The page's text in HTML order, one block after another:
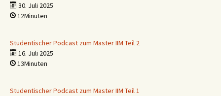
30. Juli 2025
12Minuten
Studentischer Podcast zum Master IIM Teil 2
16. Juli 2025
13Minuten
Studentischer Podcast zum Master IIM Teil 1